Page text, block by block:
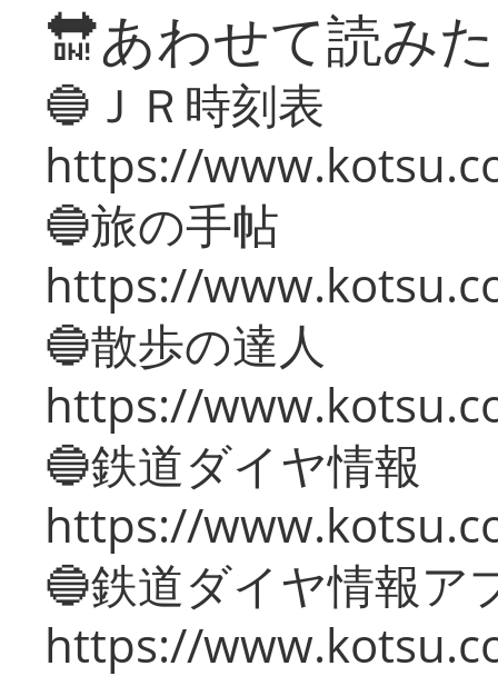
🔛あわせて読み
🔵ＪＲ時刻表
https://
🔵旅の手帖
https://
🔵散歩の達人
https://
🔵鉄道ダイヤ情報
https://
🔵鉄道ダイヤ情報ア
https://